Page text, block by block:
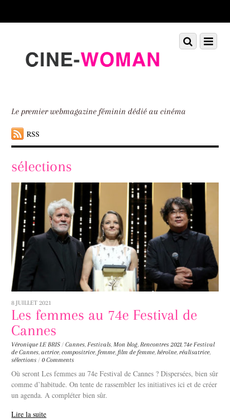
down
Le premier webmagazine féminin dédié au cinéma
RSS
Menu
Scroll
down
sélections
8 JUILLET 2021
Les femmes au 74e Festival de
Cannes
Véronique LE BRIS / Cannes, Festivals, Mon blog, Rencontres 2021,74e Festival
de Cannes,actrice,compositrice, femme, film de femme,héroïne, réalisatrice,
sélections / 0 Comments
Où seront Les femmes au 74e Festival de Cannes ? Dispersées, bien sûr
comme d’habitude. On tente de rassembler les initiatives ici et de créer
un agenda. A compléter bien sûr.
Lire la suite